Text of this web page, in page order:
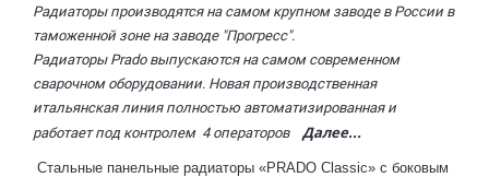
Радиаторы производятся на самом крупном заводе в России в
таможенной зоне на заводе "Прогресс".
Радиаторы Prado выпускаются на самом современном
сварочном оборудовании. Новая производственная
итальянская линия полностью автоматизированная и
работает под контролем 4 операторов Далее...
Стальные панельные радиаторы «PRADO Classic» с боковым